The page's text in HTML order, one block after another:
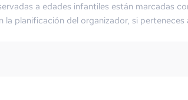
a edades infantiles están marcadas
la planificación del organizador, si